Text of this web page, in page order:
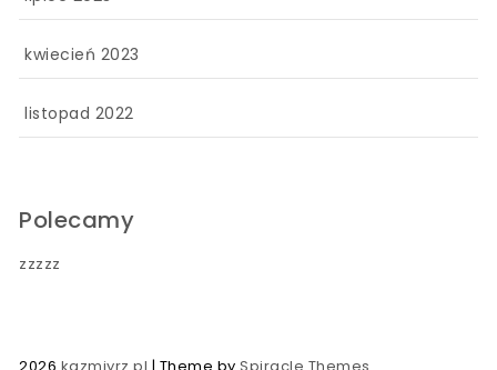
kwiecień 2023
listopad 2022
Polecamy
zzzzz